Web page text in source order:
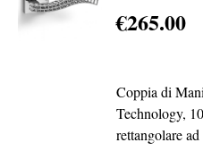
€265.00
Coppia di
Technology,
rettangolare